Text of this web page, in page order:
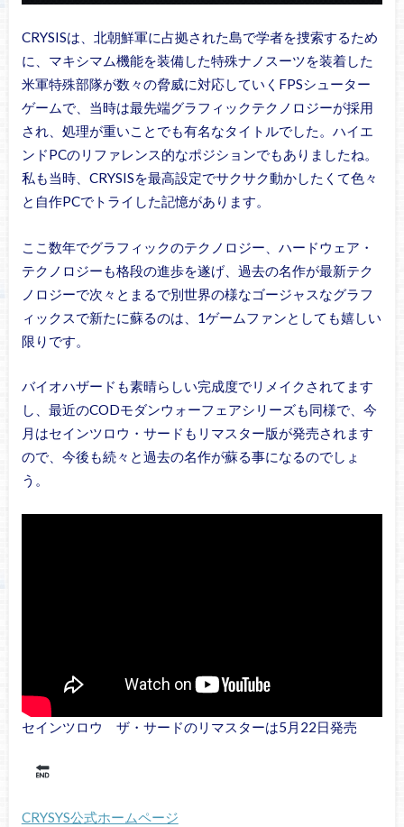
CRYSISは、北朝鮮軍に占拠された島で学者を捜索するため
に、マキシマム機能を装備した特殊ナノスーツを装着した
米軍特殊部隊が数々の脅威に対応していくFPSシューター
ゲームで、当時は最先端グラフィックテクノロジーが採用
され、処理が重いことでも有名なタイトルでした。ハイエ
ンドPCのリファレンス的なポジションでもありましたね。
私も当時、CRYSISを最高設定でサクサク動かしたくて色々
と自作PCでトライした記憶があります。
ここ数年でグラフィックのテクノロジー、ハードウェア・
テクノロジーも格段の進歩を遂げ、過去の名作が最新テク
ノロジーで次々とまるで別世界の様なゴージャスなグラフ
ィックスで新たに蘇るのは、1ゲームファンとしても嬉しい
限りです。
バイオハザードも素晴らしい完成度でリメイクされてます
し、最近のCODモダンウォーフェアシリーズも同様で、今
月はセインツロウ・サードもリマスター版が発売されます
ので、今後も続々と過去の名作が蘇る事になるのでしょ
う。
セインツロウ ザ・サードのリマスターは5月22日発売
CRYSYS公式ホームページ